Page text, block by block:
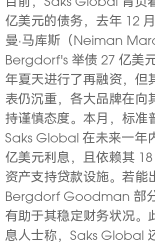
目前， Saks Global 背负
亿美元的债务，去年 12
曼·马库斯（Neiman
Bergdorf's 举债 27 亿美
年夏天进行了再融资，但
表仍沉重，各大品牌在向
持谨慎态度。本月，标准
Saks Global 在未来一年
亿美元利息，且依赖其
资产支持贷款设施。若能
Bergdorf Goodman 部
有助于其稳定财务状况。
息人士称， Saks Global